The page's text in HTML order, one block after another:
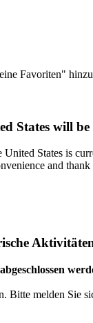
Favoriten"
States will be
States is
and
Bitte melden Sie